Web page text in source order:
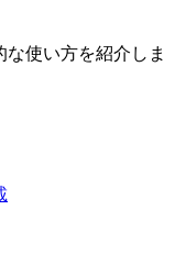
使い方を紹介しま